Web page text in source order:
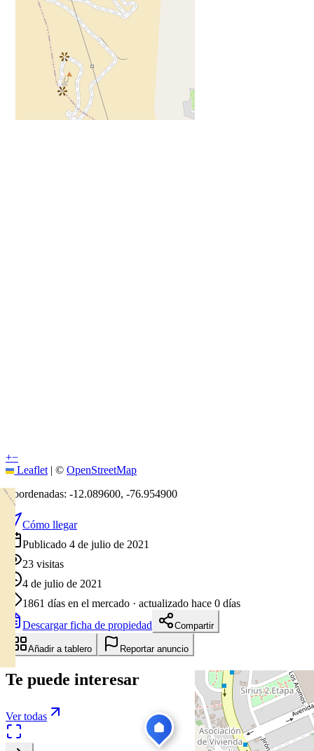
+−
Leaflet | © OpenStreetMap
Coordenadas: -12.089600, -76.954900
Cómo llegar
Publicado 4 de julio de 2021
23 visitas
4 de julio de 2021
1861 días en el mercado · actualizado hace 0 días
Descargar ficha de propiedad
Compartir
Añadir a tablero Reportar anuncio
Te puede interesar
Ver todas